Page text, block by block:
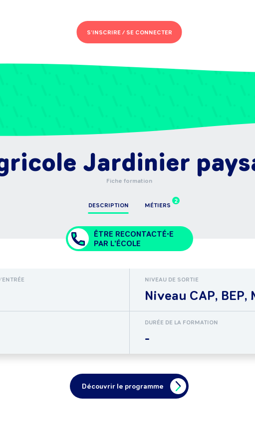
S'INSCRIRE /SE CONNECTER
Jardinier
Fiche formation
DESCRIPTION
2
MÉTIERS
ÊTRE RECONTACTÉ•E
PAR L'ÉCOLE
NIVEAU DE SORTIE
Niveau CAP, BEP,
DURÉE DE LA FORMATION
-
Découvrir le programme